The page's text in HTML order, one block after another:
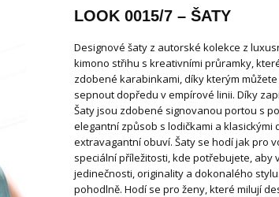
LOOK 0015/7 – ŠATY
Designové šaty z autorské kolekce z
kimono střihu s kreativními průramky,
zdobené karabinkami, díky kterým
sepnout dopředu v empírové linii. Díky
Šaty jsou zdobené signovanou portou s
elegantní způsob s lodičkami a
extravagantní obuví. Šaty se hodí jak pro
speciální příležitosti, kde potřebujete, aby
jedinečnosti, originality a dokonalého
pohodlně. Hodí se pro ženy, které milují